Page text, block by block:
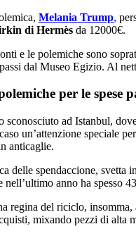
Melania Trump,
di Hermès da 12000€.
e le polemiche sono
dal Museo Egizio. Al
per le spese
sconosciuto ad Istanbul,
un’attenzione speciale
anticaglie.
delle spendaccione, svetta
nell’ultimo anno ha spesso
regina del riciclo, insomma,
mixando pezzi di alta